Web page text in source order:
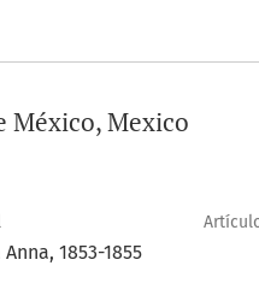
México, Mexico
1853-1855